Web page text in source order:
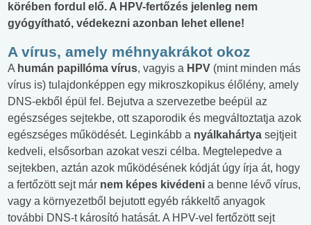
körében fordul elő. A HPV-fertőzés jelenleg nem
gyógyítható, védekezni azonban lehet ellene!
A vírus, amely méhnyakrákot okoz
A humán papillóma vírus, vagyis a HPV (mint minden más
vírus is) tulajdonképpen egy mikroszkopikus élőlény, amely
DNS-ekből épül fel. Bejutva a szervezetbe beépül az
egészséges sejtekbe, ott szaporodik és megváltoztatja azok
egészséges működését. Leginkább a nyálkahártya sejtjeit
kedveli, elsősorban azokat veszi célba. Megtelepedve a
sejtekben, aztán azok működésének kódját úgy írja át, hogy
a fertőzött sejt már nem képes kivédeni a benne lévő vírus,
vagy a környezetből bejutott egyéb rákkeltő anyagok
további DNS-t károsító hatását. A HPV-vel fertőzött sejt